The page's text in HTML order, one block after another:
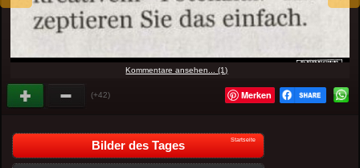
Kommentare ansehen... (1)
(+42) Merken
Bilder des Tages Startseite